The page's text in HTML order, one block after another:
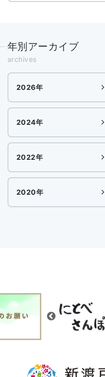
年別アーカイブ
archives
2026年
2024年
2022年
2020年